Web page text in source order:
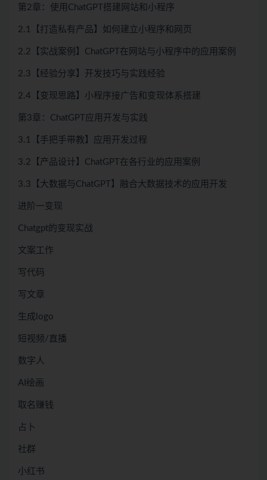
第2章：使用ChatGPT搭建网站和小程序
2.1【打造私有产品】如何建立小程序和网页
2.2【实战案例】ChatGPT在网站与小程序中的应用案例
2.3【经验分享】开发技巧与实践经验
2.4【变现思路】小程序接广告和变现体系搭建
第3章：ChatGPT应用开发与实践
3.1【手把手带教】应用开发过程
3.2【产品设计】ChatGPT在各行业的应用案例
3.3【大数据与ChatGPT】融合大数据技术的应用开发
进阶一变现
Chatgpt的变现实战
文案工作
写代码
写文章
生成logo
短视频/直播
数字人
AI绘画
取名赚钱
占卜
社群
小红书